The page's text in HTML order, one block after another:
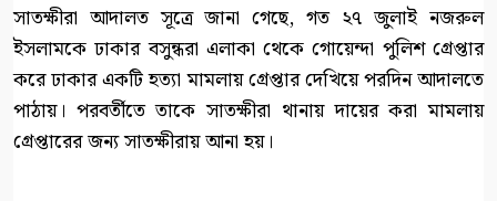
সাতক্ষীরা আদালত সূত্রে জানা গেছে, গত ২৭ জুলাই নজরুল
ইসলামকে ঢাকার বসুন্ধরা এলাকা থেকে গোয়েন্দা পুলিশ গ্রেপ্তার
করে ঢাকার একটি হত্যা মামলায় গ্রেপ্তার দেখিয়ে পরদিন আদালতে
পাঠায়। পরবর্তীতে তাকে সাতক্ষীরা থানায় দায়ের করা মামলায়
গ্রেপ্তারের জন্য সাতক্ষীরায় আনা হয়।